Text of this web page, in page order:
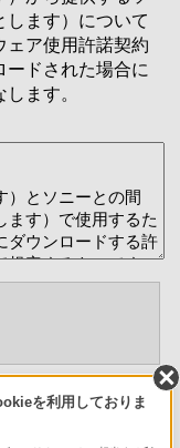
します）について
ェア使用許諾契約
ードされた場合に
ます。
ページトップへ
を利用しておりま